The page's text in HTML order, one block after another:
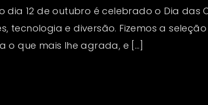
12 de outubro é celebrado o Dia das
e diversão. Fizemos a
o que mais lhe agrada, e […]